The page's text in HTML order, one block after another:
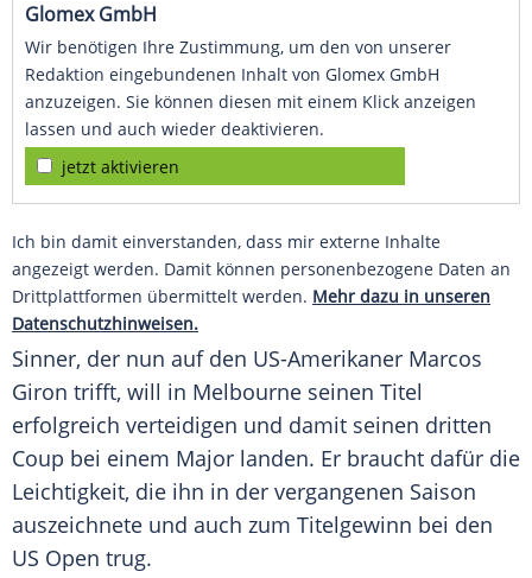
Glomex GmbH
Wir benötigen Ihre Zustimmung, um den von unserer
Redaktion eingebundenen Inhalt von Glomex GmbH
anzuzeigen. Sie können diesen mit einem Klick anzeigen
lassen und auch wieder deaktivieren.
jetzt aktivieren
Ich bin damit einverstanden, dass mir externe Inhalte
angezeigt werden. Damit können personenbezogene Daten an
Drittplattformen übermittelt werden. Mehr dazu in unseren
Datenschutzhinweisen.
Sinner, der nun auf den US-Amerikaner Marcos
Giron trifft, will in Melbourne seinen Titel
erfolgreich verteidigen und damit seinen dritten
Coup bei einem Major landen. Er braucht dafür die
Leichtigkeit, die ihn in der vergangenen Saison
auszeichnete und auch zum Titelgewinn bei den
US Open trug.